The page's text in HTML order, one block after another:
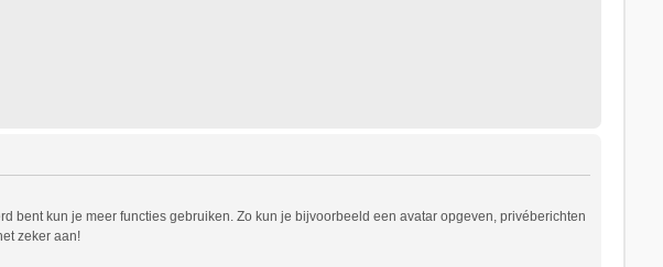
bent kun je meer functies gebruiken. Zo kun je bijvoorbeeld een avatar opgeven, privéberichten
zeker aan!